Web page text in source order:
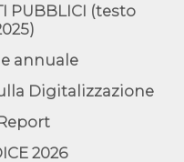
deliberata la
via libera al quinto lotto
in calo dell'1% a giugno,
PUBBLICI (testo
annuale
Digitalizzazione
2026